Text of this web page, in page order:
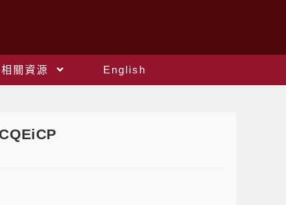
相關資源
English